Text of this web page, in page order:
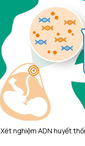
Xét nghiệm ADN huyết